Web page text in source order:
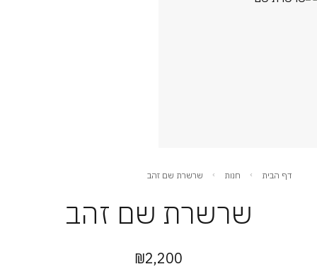
דף הבית חנות שרשרת שם זהב
שרשרת שם זהב
₪2,200